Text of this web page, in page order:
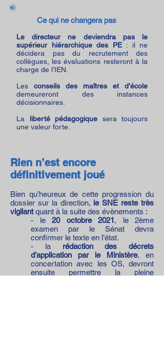
Ce qui ne changera pas
Le directeur ne deviendra pas le
supérieur hiérarchique des PE: il ne
décidera pas du recrutement des
collègues, les évaluations resteront à la
charge de l'IEN.
Les conseils des maîtres et d'école
demeureront des instances
décisionnaires.
La liberté pédagogique sera toujours
une valeur forte.
Rien n’est encore
définitivement joué
Bien qu’heureux de cette progression du
dossier sur la direction, le SNE reste très
vigilantquant à la suite des évènements :
- le 20 octobre 2021, le 2ème
examen par le Sénat devra
confirmer le texte en l’état.
- la rédaction des décrets
d’application par le Ministère, en
concertation avec les OS, devront
ensuite permettre la pleine